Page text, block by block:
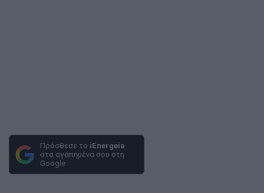
Πρόσθεσε το iEnergeia
στα αγαπημένα σου στη
Google